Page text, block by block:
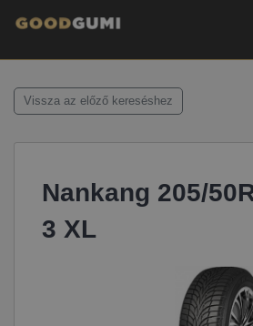
Vissza az előző kereséshez
Nankang 205/
3 XL